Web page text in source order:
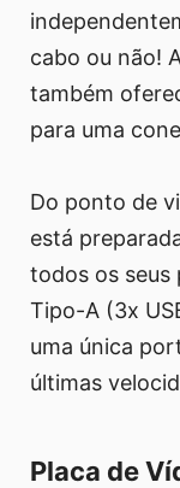
cabo ou não!
também
para uma
Do ponto de
está
todos os seus
Tipo-A (3x
uma única
últimas
Placa de